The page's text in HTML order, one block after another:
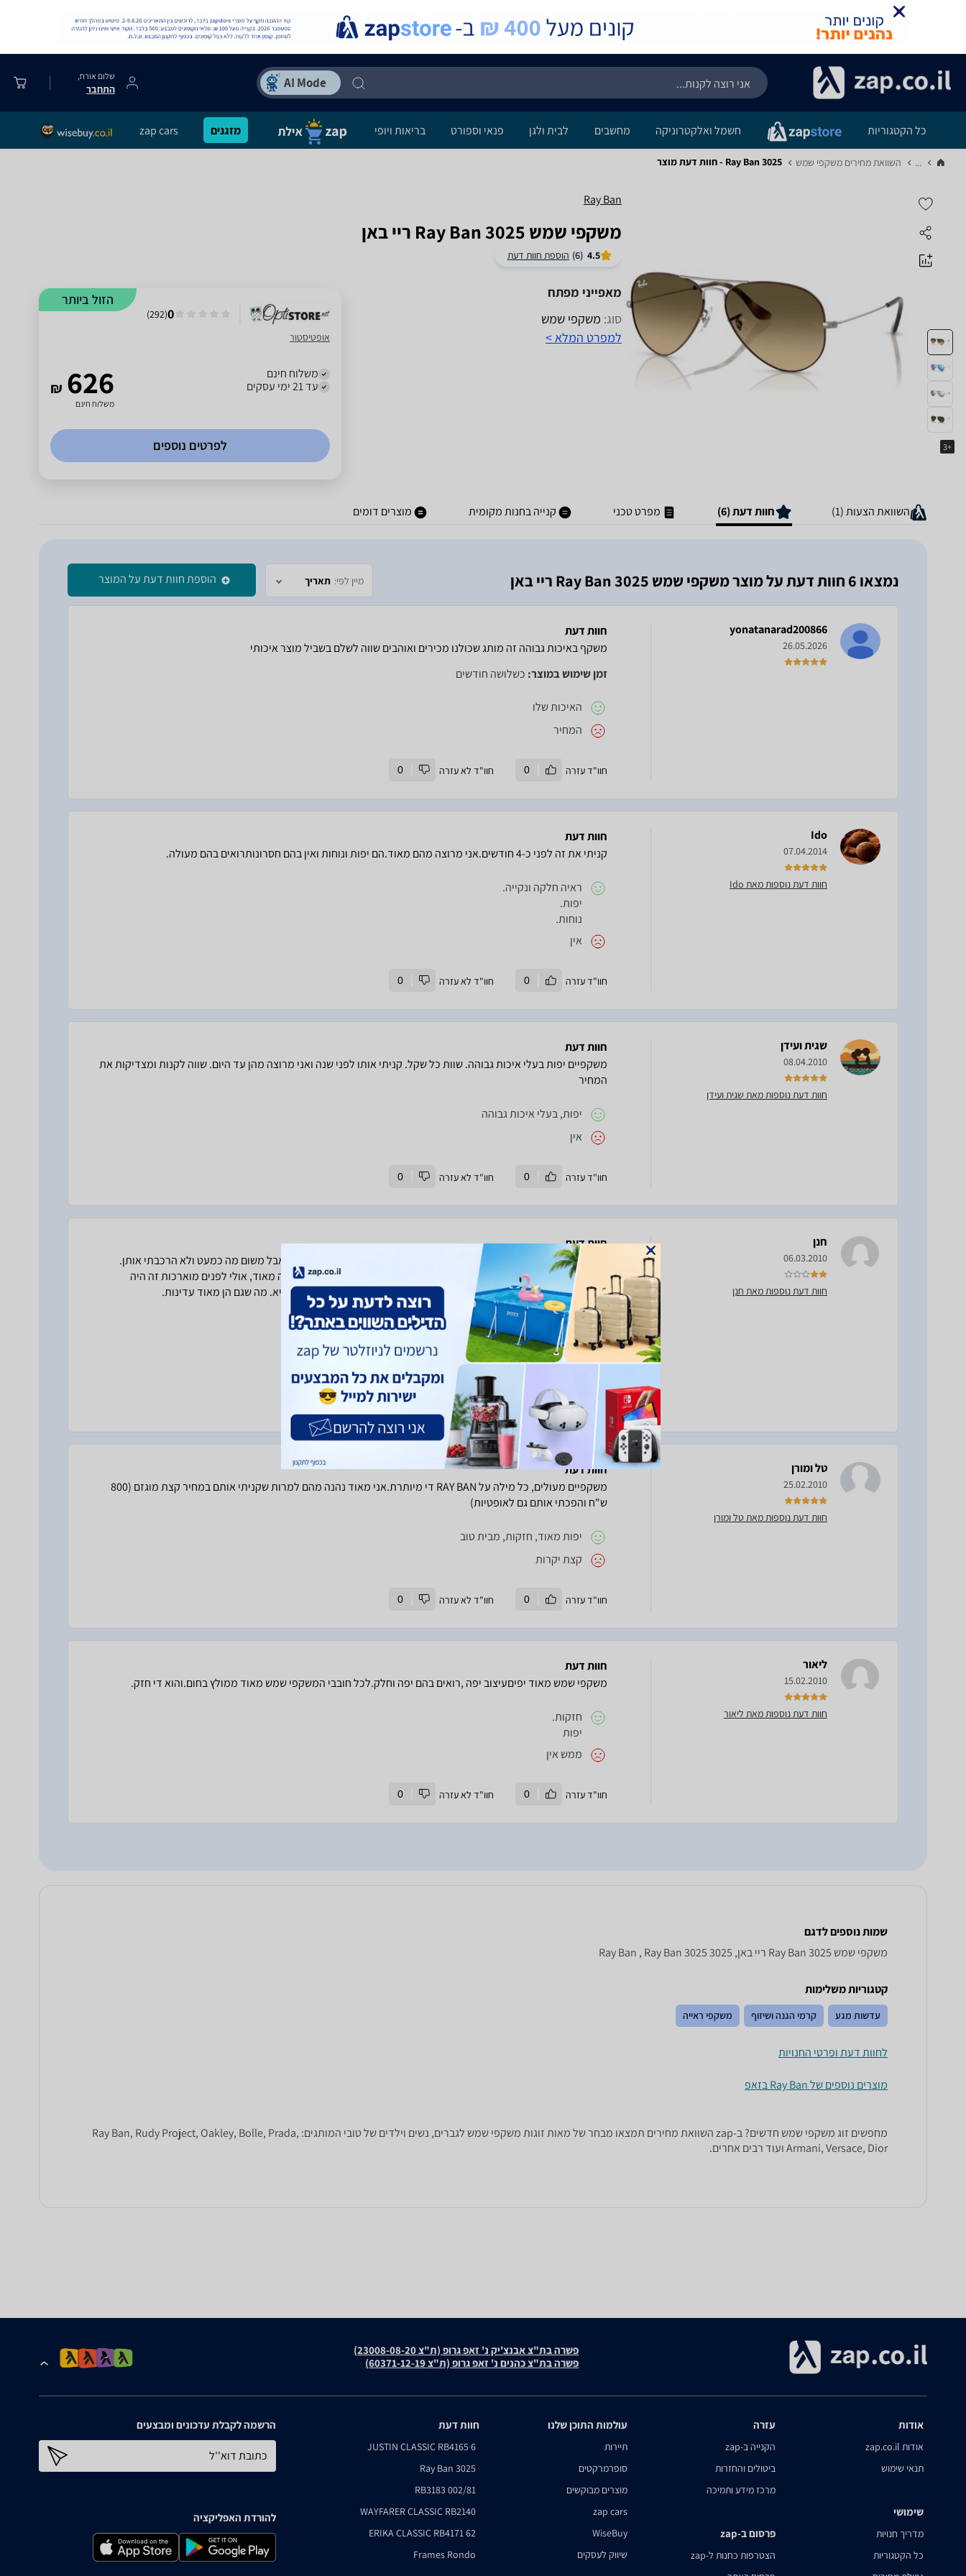
שלום אורח,
התחבר
כל הקטגוריות חשמל ואלקטרוניקה מחשבים לבית ולגן פנאי וספורט בריאות ויופי מזגנים zap cars
... השוואת מחירים משקפי שמש‏ Ray Ban 3025 - חוות דעת מוצר
+3
Ray Ban
משקפי שמש 3025 Ray Ban ריי באן
4.5
(6) הוספת חוות דעת
מאפייני מפתח
סוג: משקפי שמש
למפרט המלא >
הזול ביותר
0
(
292
)
אופטיסטור
משלוח חינם
עד 21 ימי עסקים
₪ 626
משלוח חינם
לפרטים נוספים
השוואת הצעות (1) חוות דעת (6) מפרט טכני קנייה בחנות מקומית מוצרים דומים
נמצאו 6 חוות דעת על מוצר משקפי שמש 3025 Ray Ban ריי באן מיין לפי: תאריך הוספת חוות דעת על המוצר
yonatanarad200866
26.05.2026
חוות דעת
משקף באיכות גבוהה זה מותג שכולנו מכירים ואוהבים שווה לשלם בשביל מוצר איכותי
זמן שימוש במוצר: כשלושה חודשים
האיכות שלו
המחיר
חוו"ד עזרה 0 חוו"ד לא עזרה 0
Ido
07.04.2014
חוות דעת נוספות מאת Ido
חוות דעת
קניתי את זה לפני כ-4 חודשים.אני מרוצה מהם מאוד.הם יפות ונוחות ואין בהם חסרונותרואים בהם מעולה.
ראיה חלקה ונקייה.
יפות.
נוחות.
אין
חוו"ד עזרה 0 חוו"ד לא עזרה 0
שגית ועידן
08.04.2010
חוות דעת נוספות מאת שגית ועידן
חוות דעת
משקפיים יפות בעלי איכות גבוהה. שוות כל שקל. קניתי אותו לפני שנה ואני מרוצה מהן עד היום. שווה לקנות ומצדיקות את
המחיר
יפות, בעלי איכות גבוהה
אין
חוו"ד עזרה 0 חוו"ד לא עזרה 0
חנן
06.03.2010
חוות דעת נוספות מאת חנן
חוות דעת
את המשקפים קניתי די מזמן במבצע, לא יודע למה בחרתי לקנות דוקא אותן, אבל משום מה כמעט ולא הרכבתי אותן.
המשקפיים אמנם מאוד יפות כשמסתכלים עליהן, אבל על הפנים זה נראה שונה מאוד, אולי לפנים מוארכות זה היה
מתאים יותר, אבל עבורי, עם פנים קצת מעוגלים, זה ממש לא התאים ולא מחמיא. מה שגם הן מאוד עדינות.
לא מצאתי יתרונות עבורי
עדינות מאוד
מתאימות לפנים מוארכים
חוו"ד עזרה חוו"ד לא עזרה 0
טל ומורן
25.02.2010
חוות דעת נוספות מאת טל ומורן
חוות דעת
משקפיים מעולים, כל מילה על RAY BAN די מיותרת.אני מאוד נהנה מהם למרות שקניתי אותם במחיר קצת מוגזם (800
ש"ח והפכתי אותם גם לאופטיות)
יפות מאוד, חזקות, מבית טוב
קצת יקרות
חוו"ד עזרה 0 חוו"ד לא עזרה 0
ליאור
15.02.2010
חוות דעת נוספות מאת ליאור
חוות דעת
משקפי שמש מאוד יפיםעיצוב יפה ,רואים בהם יפה וחלק.לכל חובבי המשקפי שמש מאוד ממולץ בחום.והוא די חזק.
חזקות.
יפות
ממש אין
חוו"ד עזרה 0 חוו"ד לא עזרה 0
שמות נוספים לדגם
משקפי שמש 3025 Ray Ban ריי באן, 3025 Ray Ban , Ray Ban 3025
קטגוריות משלימות
עדשות מגע קרמי הגנה ושיזוף משקפי ראייה
לחוות דעת ופרטי החנויות
מוצרים נוספים של Ray Ban בזאפ
מחפשים זוג משקפי שמש חדשים? ב-zap השוואת מחירים תמצאו מבחר של מאות זוגות משקפי שמש לגברים, נשים וילדים של טובי המותגים: Ray Ban, Rudy Project, Oakley, Bolle, Prada,
Armani, Versace, Dior ועוד רבים אחרים.
פשרה בת"צ אבנצ'יק נ' זאפ גרופ (ת"צ 23008-08-20)
פשרה בת"צ כהנים נ' זאפ גרופ (ת"צ 60371-12-19)
אודות
אודות zap.co.il
תנאי שימוש
שימושי
מדריך חנויות
כל הקטגוריות
עזרה
הקנייה ב-zap
ביטולים והחזרות
מרכז מידע ותמיכה
פרסום ב-zap
הצטרפות כחנות ל-zap
עולמות התוכן שלנו
תיירות
סופרמרקטים
מוצרים מבוקשים
zap cars
WiseBuy
שיווק לעסקים
חוות דעת
JUSTIN CLASSIC RB4165 6
Ray Ban 3025
RB3183 002/81
WAYFARER CLASSIC RB2140
ERIKA CLASSIC RB4171 62
Frames Rondo
הרשמה לקבלת עדכונים ומבצעים
כתובת דוא''ל
להורדת האפליקציה